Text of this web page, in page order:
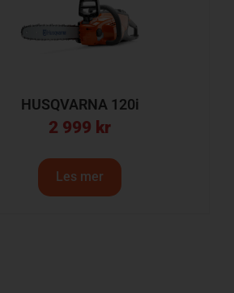
HUSQVARNA 120i
2 999 kr
Les mer